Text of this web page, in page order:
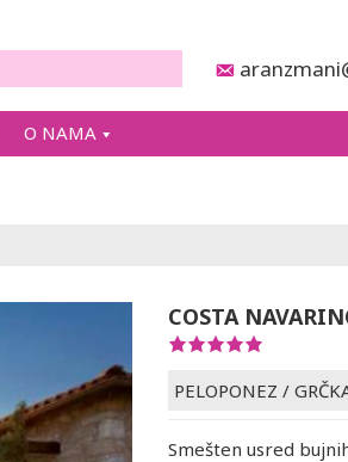
O NAMA
COSTA
PELOPONEZ /
Smešten usred